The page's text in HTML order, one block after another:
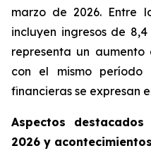
marzo de 2026. Entre
incluyen ingresos de
representa un
con el mismo período
financieras se expresan
Aspectos
2026 y